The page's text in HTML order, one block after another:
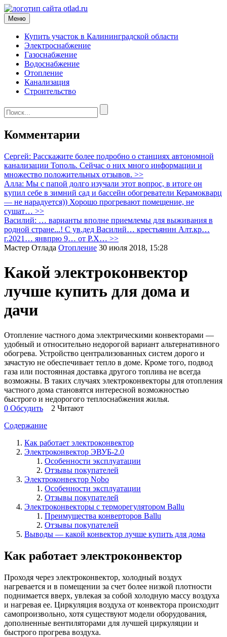
Меню
Купить участок в Калининградской области
Электроснабжение
Газоснабжение
Водоснабжение
Отопление
Канализация
Строительство
Комментарии
Сергей: Расскажите более подробно о станциях автономной
канализации Тополь. Сейчас о них много информации и
множество положительных отзывов. >>
Алла: Мы с папой долго изучали этот вопрос, в итоге он
купил себе в зимний сад и бассейн обогреватели Керамокварц
— не нарадуется)) Хорошо прогревают помещение, не
сушат… >>
Василий: … варианты вполне приемлемы для выживания в
родной стране...! С ув.дед Василий… крестьянин Алт.кр…
г.2021… янвпрю 9… от Р.Х… >>
Мастер Отлада Отопление 30 июля 2018, 15:28
Какой электроконвектор
лучше купить для дома и
дачи
Отопление частного дома электрическими конвекторами —
удобный и относительно недорогой вариант альтернативного
обогрева. Устройство централизованных систем дорого и
зачастую не обеспечивает тепло в доме. Кроме того, подвод
газа или постоянная доставка другого топлива не всегда
возможны. В таких случаях электроконвекторы для отопления
частного дома становятся интересной возможностью
быстрого и недорогого теплоснабжения жилья.
0 Обсудить
2 Читают
Содержание
Как работает электроконвектор
Электроконвектор ЭВУБ-2.0
Особенности эксплуатации
Отзывы покупателей
Электроконвектор Nobo
Особенности эксплуатации
Отзывы покупателей
Электроконвекторы с терморегулятором Ballu
Преимущества конверторов Ballu
Отзывы покупателей
Выводы — какой конвектор лучше купить для дома
Как работает электроконвектор
Проходя через электроконвектор, холодный воздух
нагревается и в помещении за счет более низкой плотности
поднимается вверх, увлекая за собой холодную массу воздуха
и нагревая ее. Циркуляция воздуха от конвектора происходит
самопроизвольно, хотя существуют модели оборудования,
дополненные вентиляторами для лучшей циркуляции и
быстрого прогрева воздуха.